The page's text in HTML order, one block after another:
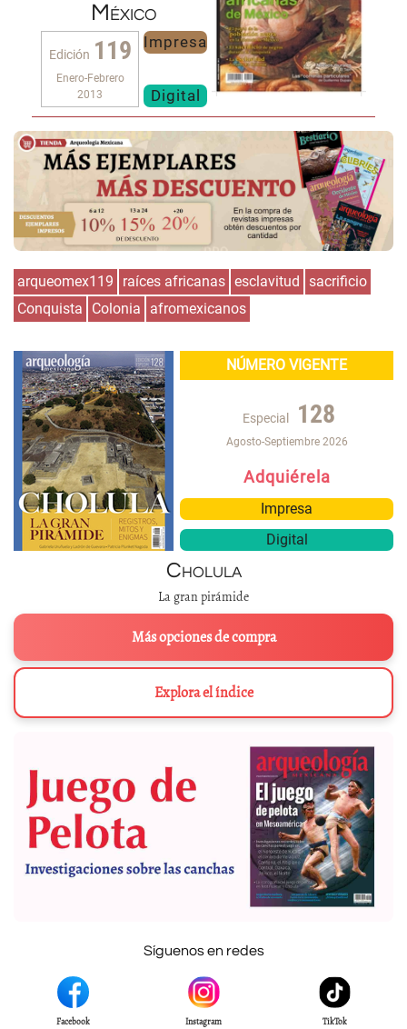
México
Edición 119
Enero-Febrero
2013
Impresa
Digital
arqueomex119 raíces africanas esclavitud
sacrificio
Conquista
Colonia afromexicanos
NÚMERO VIGENTE
Especial 128
Agosto-Septiembre 2026
Adquiérela
Impresa
Digital
Cholula
La gran pirámide
Más opciones de compra
Explora el índice
Síguenos en redes
Facebook Instagram TikTok